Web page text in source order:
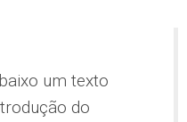
um texto
do